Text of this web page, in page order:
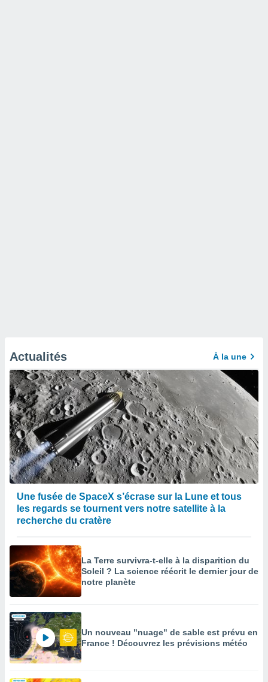
Actualités À la une
Une fusée de SpaceX s’écrase sur la Lune et tous
les regards se tournent vers notre satellite à la
recherche du cratère
La Terre survivra-t-elle à la disparition du
Soleil ? La science réécrit le dernier jour de
notre planète
Un nouveau "nuage" de sable est prévu en
France ! Découvrez les prévisions météo